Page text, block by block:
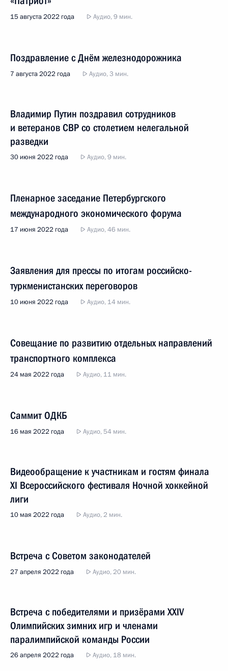
15 августа 2022 года Аудио, 9 мин.
Поздравление с Днём железнодорожника
7 августа 2022 года Аудио, 3 мин.
Владимир Путин поздравил сотрудников
и ветеранов СВР со столетием нелегальной
разведки
30 июня 2022 года Аудио, 9 мин.
Пленарное заседание Петербургского
международного экономического форума
17 июня 2022 года Аудио, 46 мин.
Заявления для прессы по итогам российско-
туркменистанских переговоров
10 июня 2022 года Аудио, 14 мин.
Совещание по развитию отдельных направлений
транспортного комплекса
24 мая 2022 года Аудио, 11 мин.
Саммит ОДКБ
16 мая 2022 года Аудио, 54 мин.
Видеообращение к участникам и гостям финала
XI Всероссийского фестиваля Ночной хоккейной
лиги
10 мая 2022 года Аудио, 2 мин.
Встреча с Советом законодателей
27 апреля 2022 года Аудио, 20 мин.
Встреча с победителями и призёрами XXIV
Олимпийских зимних игр и членами
паралимпийской команды России
26 апреля 2022 года Аудио, 18 мин.